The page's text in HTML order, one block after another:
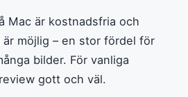
Mac är kostnadsfria och
möjlig – en stor fördel för
bilder. För vanliga
gott och väl.